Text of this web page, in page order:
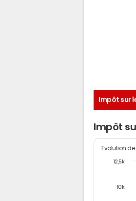
Impôt sur
Impôt
Evolution
10k
12,5k